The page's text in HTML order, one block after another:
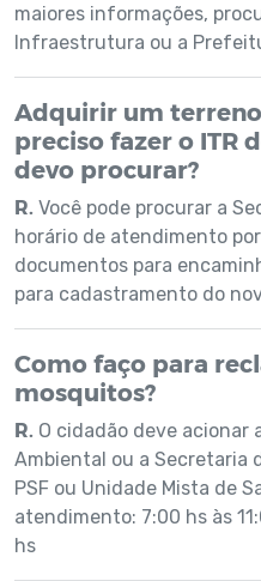
maiores informações,
Infraestrutura ou a
Adquirir um
preciso fazer o ITR
devo procurar?
R. Você pode procurar a
horário de atendimento
documentos para
para cadastramento do
Como faço para
mosquitos?
R. O cidadão deve acionar
Ambiental ou a Secretaria
PSF ou Unidade Mista de
atendimento: 7:00 hs às
hs